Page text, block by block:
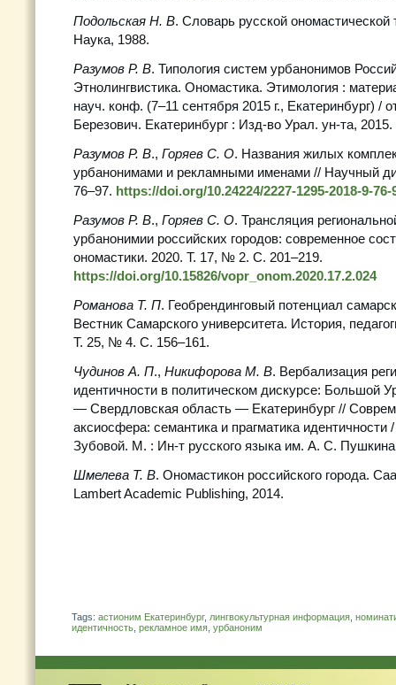
Подольская Н. В. Словарь русской
Наука, 1988.
Разумов Р. В. Типология систем урбанонимов
Этнолингвистика. Ономастика. Этимология :
науч. конф. (7–11 сентября 2015 г., Екатеринбург) /
Березович. Екатеринбург : Изд-во Урал. ун-та,
Разумов Р. В., Горяев С. О. Названия жилых
урбанонимами и рекламными именами // Научный
76–97. https://doi.org/10.24224/2227-1295-2018-9-76-
Разумов Р. В., Горяев С. О. Трансляция
урбанонимии российских городов: современное
ономастики. 2020. Т. 17, № 2. С. 201–219.
https://doi.org/10.15826/vopr_onom.2020.17.2.024
Романова Т. П. Геобрендинговый потенциал
Вестник Самарского университета. История,
Т. 25, № 4. С. 156–161.
Чудинов А. П., Никифорова М. В. Вербализация
идентичности в политическом дискурсе:
— Свердловская область — Екатеринбург //
аксиосфера: семантика и прагматика
Зубовой. М. : Ин-т русского языка им. А. С.
Шмелева Т. В. Ономастикон российского города.
Lambert Academic Publishing, 2014.
Tags: астионим Екатеринбург, лингвокультурная информация
идентичность рекламное имя урбаноним